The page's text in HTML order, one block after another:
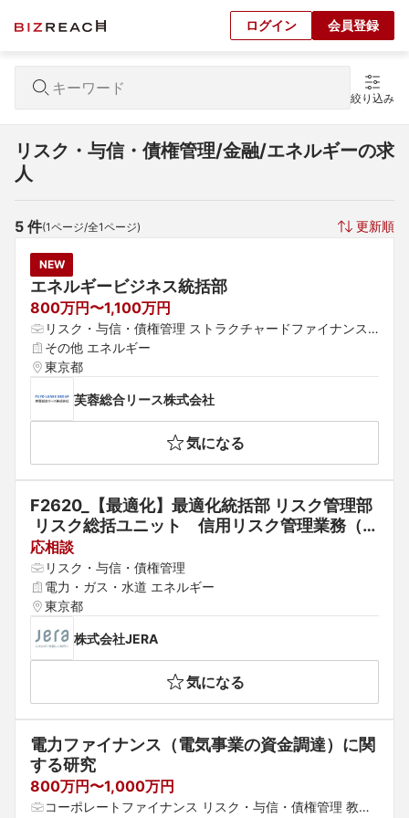
ログイン 会員登録
絞り込み
リスク・与信・債権管理/金融/エネルギーの求
人
5 件(1ページ/全1ページ) 更新順
NEW
エネルギービジネス統括部
800万円〜1,100万円
リスク・与信・債権管理 ストラクチャードファイナンス
プロジェクトファイナンス
その他 エネルギー
東京都
芙蓉総合リース株式会社
気になる
F2620_【最適化】最適化統括部 リスク管理部
リスク総括ユニット　信用リスク管理業務（制
度・方針／主任～課長代理）（【国内最大手・
世界最大級の発電会社】最適化部門における信
用リスク管理業務（制度・方針／主任～課長代
理））
応相談
リスク・与信・債権管理
電力・ガス・水道 エネルギー
東京都
株式会社JERA
気になる
電力ファイナンス（電気事業の資金調達）に関
する研究
800万円〜1,000万円
コーポレートファイナンス リスク・与信・債権管理 教